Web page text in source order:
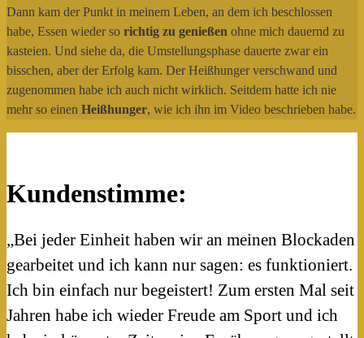
Dann kam der Punkt in meinem Leben, an dem ich beschlossen
habe, Essen wieder so richtig zu genießen ohne mich dauernd zu
kasteien. Und siehe da, die Umstellungsphase dauerte zwar ein
bisschen, aber der Erfolg kam. Der Heißhunger verschwand und
zugenommen habe ich auch nicht wirklich. Seitdem hatte ich nie
mehr so einen Heißhunger, wie ich ihn im Video beschrieben habe.
Kundenstimme:
„Bei jeder Einheit haben wir an meinen Blockaden
gearbeitet und ich kann nur sagen: es funktioniert.
Ich bin einfach nur begeistert! Zum ersten Mal seit
Jahren habe ich wieder Freude am Sport und ich